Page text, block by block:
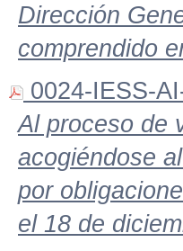
Dirección
comprendido
0024-IESS-
Al proceso de
acogiéndose
por
el 18 de